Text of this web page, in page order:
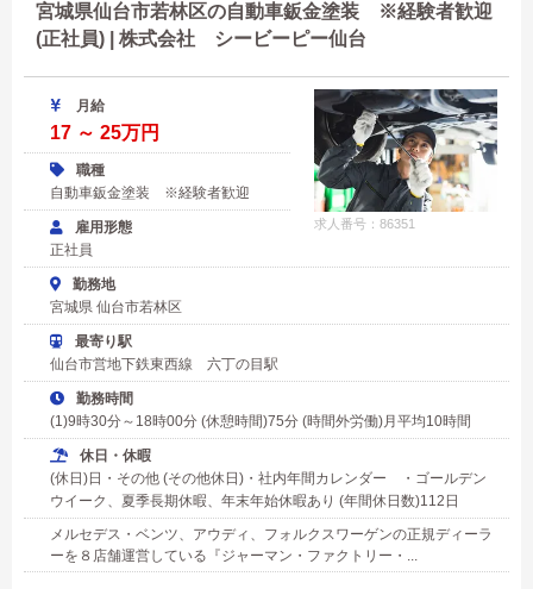
宮城県仙台市若林区の自動車鈑金塗装 ※経験者歓迎
(正社員) | 株式会社 シービーピー仙台
求人番号：86351
月給
17 ～ 25万円
職種
自動車鈑金塗装 ※経験者歓迎
雇用形態
正社員
勤務地
宮城県 仙台市若林区
最寄り駅
仙台市営地下鉄東西線 六丁の目駅
勤務時間
(1)9時30分～18時00分 (休憩時間)75分 (時間外労働)月平均10時間
休日・休暇
(休日)日・その他 (その他休日)・社内年間カレンダー ・ゴールデン
ウイーク、夏季長期休暇、年末年始休暇あり (年間休日数)112日
メルセデス・ベンツ、アウディ、フォルクスワーゲンの正規ディーラ
ーを８店舗運営している『ジャーマン・ファクトリー・...